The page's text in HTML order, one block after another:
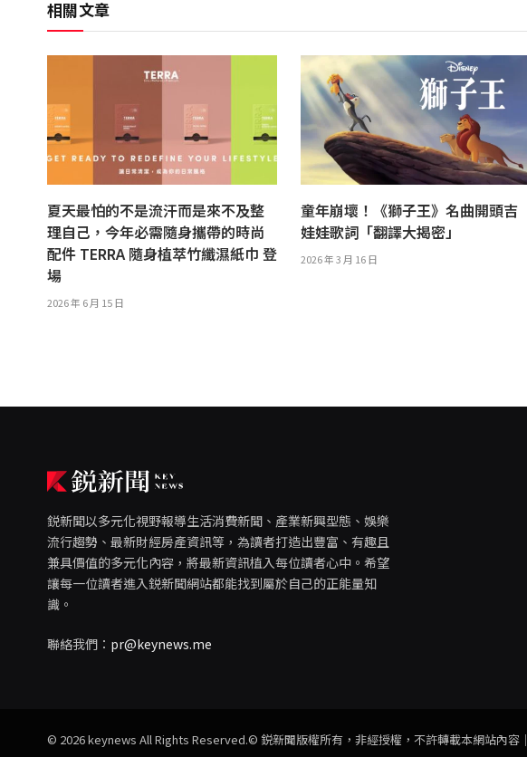
相關文章
夏天最怕的不是流汗而是來不及整
理自己，今年必需隨身攜帶的時尚
配件 TERRA 隨身植萃竹纖濕紙巾 登
場
2026 年 6 月 15 日
童年崩壞！《獅子王》名曲開頭吉
娃娃歌詞「翻譯大揭密」
2026 年 3 月 16 日
鋭新聞以多元化視野報導生活消費新聞、產業新興型態、娛樂
流行趨勢、最新財經房產資訊等，為讀者打造出豐富、有趣且
兼具價值的多元化內容，將最新資訊植入每位讀者心中。希望
讓每一位讀者進入鋭新聞網站都能找到屬於自己的正能量知
識。
聯絡我們： pr@keynews.me
© 2026 keynews All Rights Reserved.© 鋭新聞版權所有，非經授權，不許轉載本網站內容｜